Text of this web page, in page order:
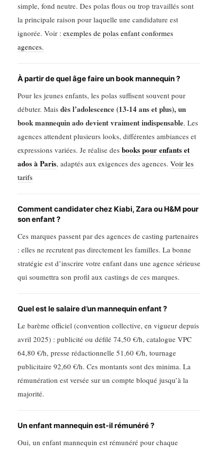
simple, fond neutre. Des polas flous ou trop travaillés sont
la principale raison pour laquelle une candidature est
ignorée. Voir : exemples de polas enfant conformes
agences.
À partir de quel âge faire un book mannequin ?
Pour les jeunes enfants, les polas suffisent souvent pour
débuter. Mais dès l’adolescence (13-14 ans et plus), un
book mannequin ado devient vraiment indispensable. Les
agences attendent plusieurs looks, différentes ambiances et
expressions variées. Je réalise des books pour enfants et
ados à Paris, adaptés aux exigences des agences. Voir les
tarifs
Comment candidater chez Kiabi, Zara ou H&M pour
son enfant ?
Ces marques passent par des agences de casting partenaires
: elles ne recrutent pas directement les familles. La bonne
stratégie est d’inscrire votre enfant dans une agence sérieuse
qui soumettra son profil aux castings de ces marques.
Quel est le salaire d’un mannequin enfant ?
Le barème officiel (convention collective, en vigueur depuis
avril 2025) : publicité ou défilé 74,50 €/h, catalogue VPC
64,80 €/h, presse rédactionnelle 51,60 €/h, tournage
publicitaire 92,60 €/h. Ces montants sont des minima. La
rémunération est versée sur un compte bloqué jusqu’à la
majorité.
Un enfant mannequin est-il rémunéré ?
Oui, un enfant mannequin est rémunéré pour chaque